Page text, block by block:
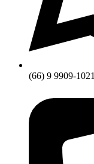
(66) 9 9909-1021